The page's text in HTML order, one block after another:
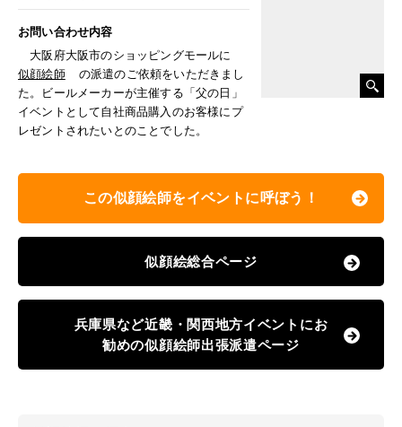
お問い合わせ内容
大阪府大阪市のショッピングモールに
似顔絵師
の派遣のご依頼をいただきまし
た。ビールメーカーが主催する「父の日」
イベントとして自社商品購入のお客様にプ
レゼントされたいとのことでした。
この似顔絵師をイベントに呼ぼう！
似顔絵総合ページ
兵庫県など近畿・関西地方イベントにお
勧めの似顔絵師出張派遣ページ